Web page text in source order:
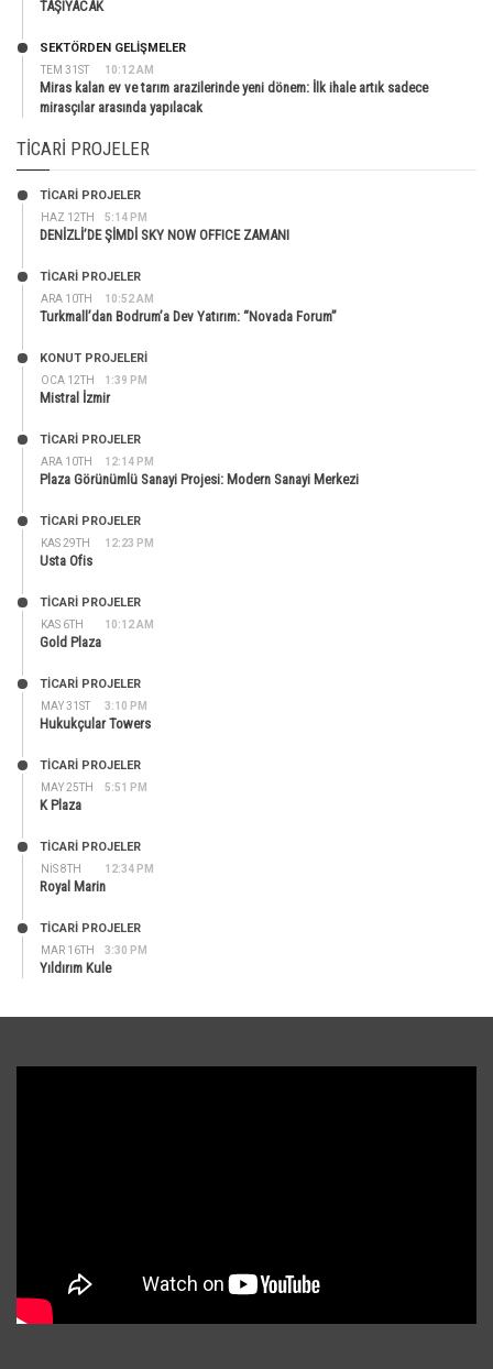
TAŞIYACAK
TEM 31ST 10:12 AM
SEKTÖRDEN GELIŞMELER
Miras kalan ev ve tarım arazilerinde yeni dönem: İlk ihale artık sadece
mirasçılar arasında yapılacak
TICARI PROJELER
HAZ 12TH 5:14 PM
TİCARİ PROJELER
DENİZLİ’DE ŞİMDİ SKY NOW OFFICE ZAMANI
ARA 10TH 10:52 AM
TİCARİ PROJELER
Turkmall’dan Bodrum’a Dev Yatırım: “Novada Forum”
OCA 12TH 1:39 PM
KONUT PROJELERI
Mistral İzmir
ARA 10TH 12:14 PM
TİCARİ PROJELER
Plaza Görünümlü Sanayi Projesi: Modern Sanayi Merkezi
KAS 29TH 12:23 PM
TİCARİ PROJELER
Usta Ofis
KAS 6TH 10:12 AM
TİCARİ PROJELER
Gold Plaza
MAY 31ST 3:10 PM
TİCARİ PROJELER
Hukukçular Towers
MAY 25TH 5:51 PM
TİCARİ PROJELER
K Plaza
NIS 8TH 12:34 PM
TİCARİ PROJELER
Royal Marin
MAR 16TH 3:30 PM
TİCARİ PROJELER
Yıldırım Kule